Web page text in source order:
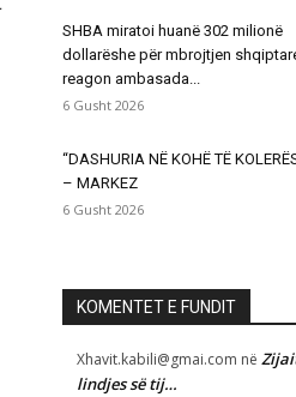
SHBA miratoi huanë 302 milionë
dollarëshe për mbrojtjen
reagon ambasada...
6 Gusht 2026
“DASHURIA NË KOHË TË
– MARKEZ
6 Gusht 2026
KOMENTET E FUNDIT
Xhavit.kabili@gmai.com në
lindjes së tij…